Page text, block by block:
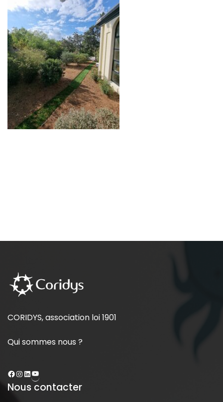
CORIDYS, association loi 1901
Qui sommes nous ?
Nous contacter